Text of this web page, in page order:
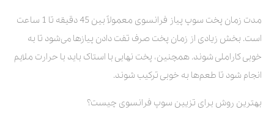
مدت زمان پخت سوپ پیاز فرانسوی معمولاً بین 45 دقیقه تا 1 ساعت
است. بخش زیادی از زمان پخت صرف تفت دادن پیازها می‌شود تا به
خوبی کاراملی شوند. همچنین، پخت نهایی با استاک باید با حرارت ملایم
انجام شود تا طعم‌ها به خوبی ترکیب شوند.
بهترین روش برای تزیین سوپ فرانسوی چیست؟